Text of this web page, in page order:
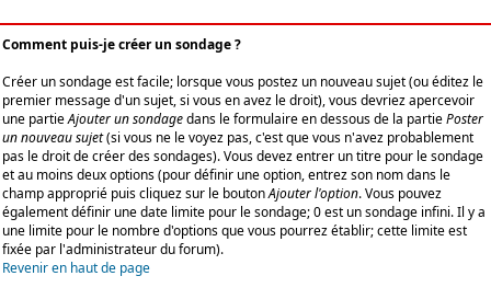
Comment puis-je créer un sondage ?
Créer un sondage est facile; lorsque vous postez un nouveau sujet (ou éditez le
premier message d'un sujet, si vous en avez le droit), vous devriez apercevoir
une partieAjouter un sondagedans le formulaire en dessous de la partiePoster
un nouveau sujet(si vous ne le voyez pas, c'est que vous n'avez probablement
pas le droit de créer des sondages). Vous devez entrer un titre pour le sondage
et au moins deux options (pour définir une option, entrez son nom dans le
champ approprié puis cliquez sur le boutonAjouter l'option. Vous pouvez
également définir une date limite pour le sondage; 0 est un sondage infini. Il y a
une limite pour le nombre d'options que vous pourrez établir; cette limite est
fixée par l'administrateur du forum).
Revenir en haut de page